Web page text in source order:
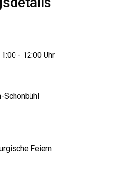
- 12:00 Uhr
Schönbühl
Feiern